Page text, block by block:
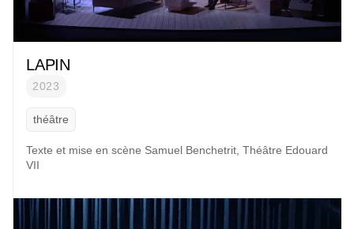
LAPIN
2023
théâtre
Texte et mise en scène Samuel Benchetrit Théâtre Edouard
VII